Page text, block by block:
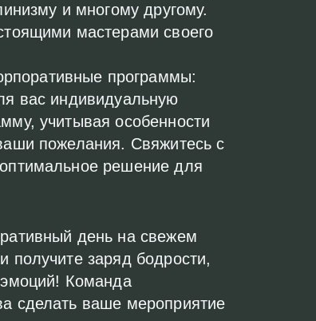
и многому другому.
мастерами своего
программы:
вас индивидуальную
учитывая особенности
пожелания. Свяжитесь с
решение для
день на свежем
получите заряд бодрости,
Команда
сделать ваше мероприятие